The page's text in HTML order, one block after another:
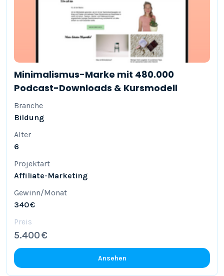
Minimalismus-Marke mit 480.000
Podcast-Downloads & Kursmodell
Branche
Bildung
Alter
6
Projektart
Affiliate-Marketing
Gewinn/Monat
340 €
Preis
5.400 €
Ansehen